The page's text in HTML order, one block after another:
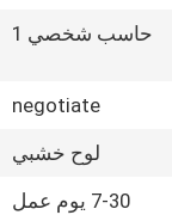
حاسب شخصي 1
negotiate
لوح خشبي
7-30 يوم عمل